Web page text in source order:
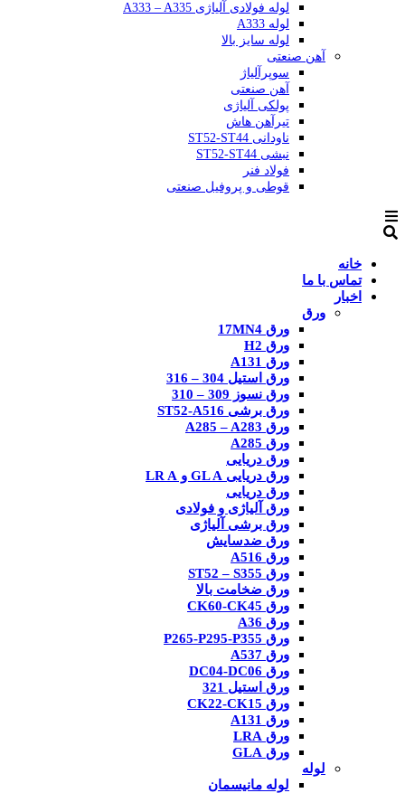
لوله فولادی آلیاژی A333 – A335
لوله A333
لوله سایز بالا
آهن صنعتی
سوپرآلیاژ
آهن صنعتی
پولکی آلیاژی
تیرآهن هاش
ناودانی ST52-ST44
نبشی ST52-ST44
فولاد فنر
قوطی و پروفیل صنعتی
خانه
تماس با ما
اخبار
ورق
ورق 17MN4
ورق H2
ورق A131
ورق استیل 304 – 316
ورق نسوز 309 – 310
ورق برشی ST52-A516
ورق A285 – A283
ورق A285
ورق دریایی
ورق دریایی GL A و LR A
ورق دریایی
ورق آلیاژی و فولادی
ورق برشی آلیاژی
ورق ضدسایش
ورق A516
ورق ST52 – S355
ورق ضخامت بالا
ورق CK60-CK45
ورق A36
ورق P265-P295-P355
ورق A537
ورق DC04-DC06
ورق استیل 321
ورق CK22-CK15
ورق A131
ورق LRA
ورق GLA
لوله
لوله مانیسمان